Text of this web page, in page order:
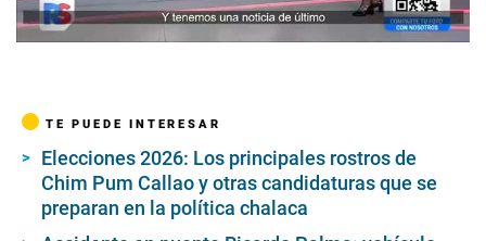
00:00/04:59
TE PUEDE INTERESAR
Elecciones 2026: Los principales rostros de
Chim Pum Callao y otras candidaturas que se
preparan en la política chalaca